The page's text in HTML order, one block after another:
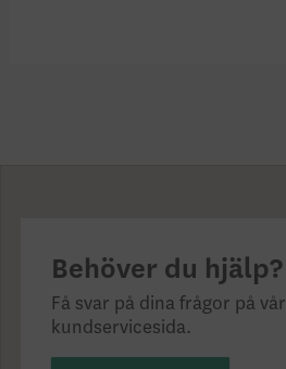
Behöver du hjälp?
Få svar på dina frågor på vår
kundservicesida.